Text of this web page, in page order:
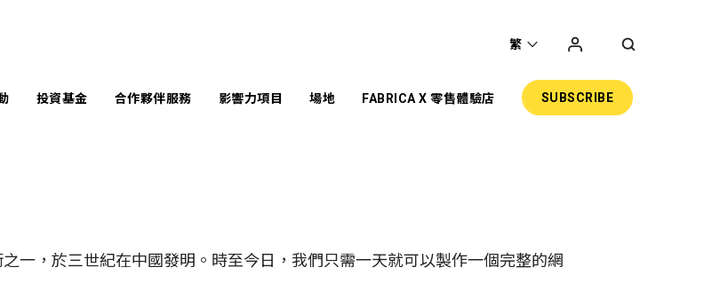
投資基金 合作夥伴服務 影響力項目
全球變革獎
場地
原型製作空間
活動場地
FABRICA X 零售體驗店 SUBSCRIBE
繁
一，於三世紀在中國發明。時至今日，我們只需一天就可以製作一個完整的網